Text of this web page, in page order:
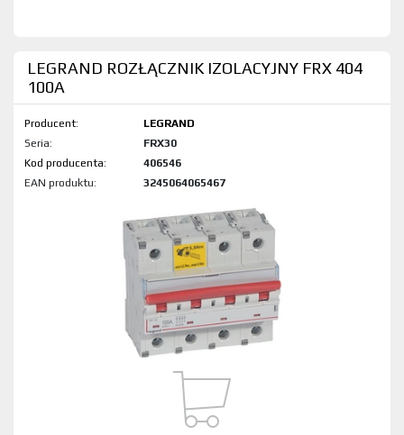
LEGRAND ROZŁĄCZNIK IZOLACYJNY FRX 404
100A
Producent:
LEGRAND
Seria:
FRX30
Kod produktu:
406546
EAN produktu:
3245064065467